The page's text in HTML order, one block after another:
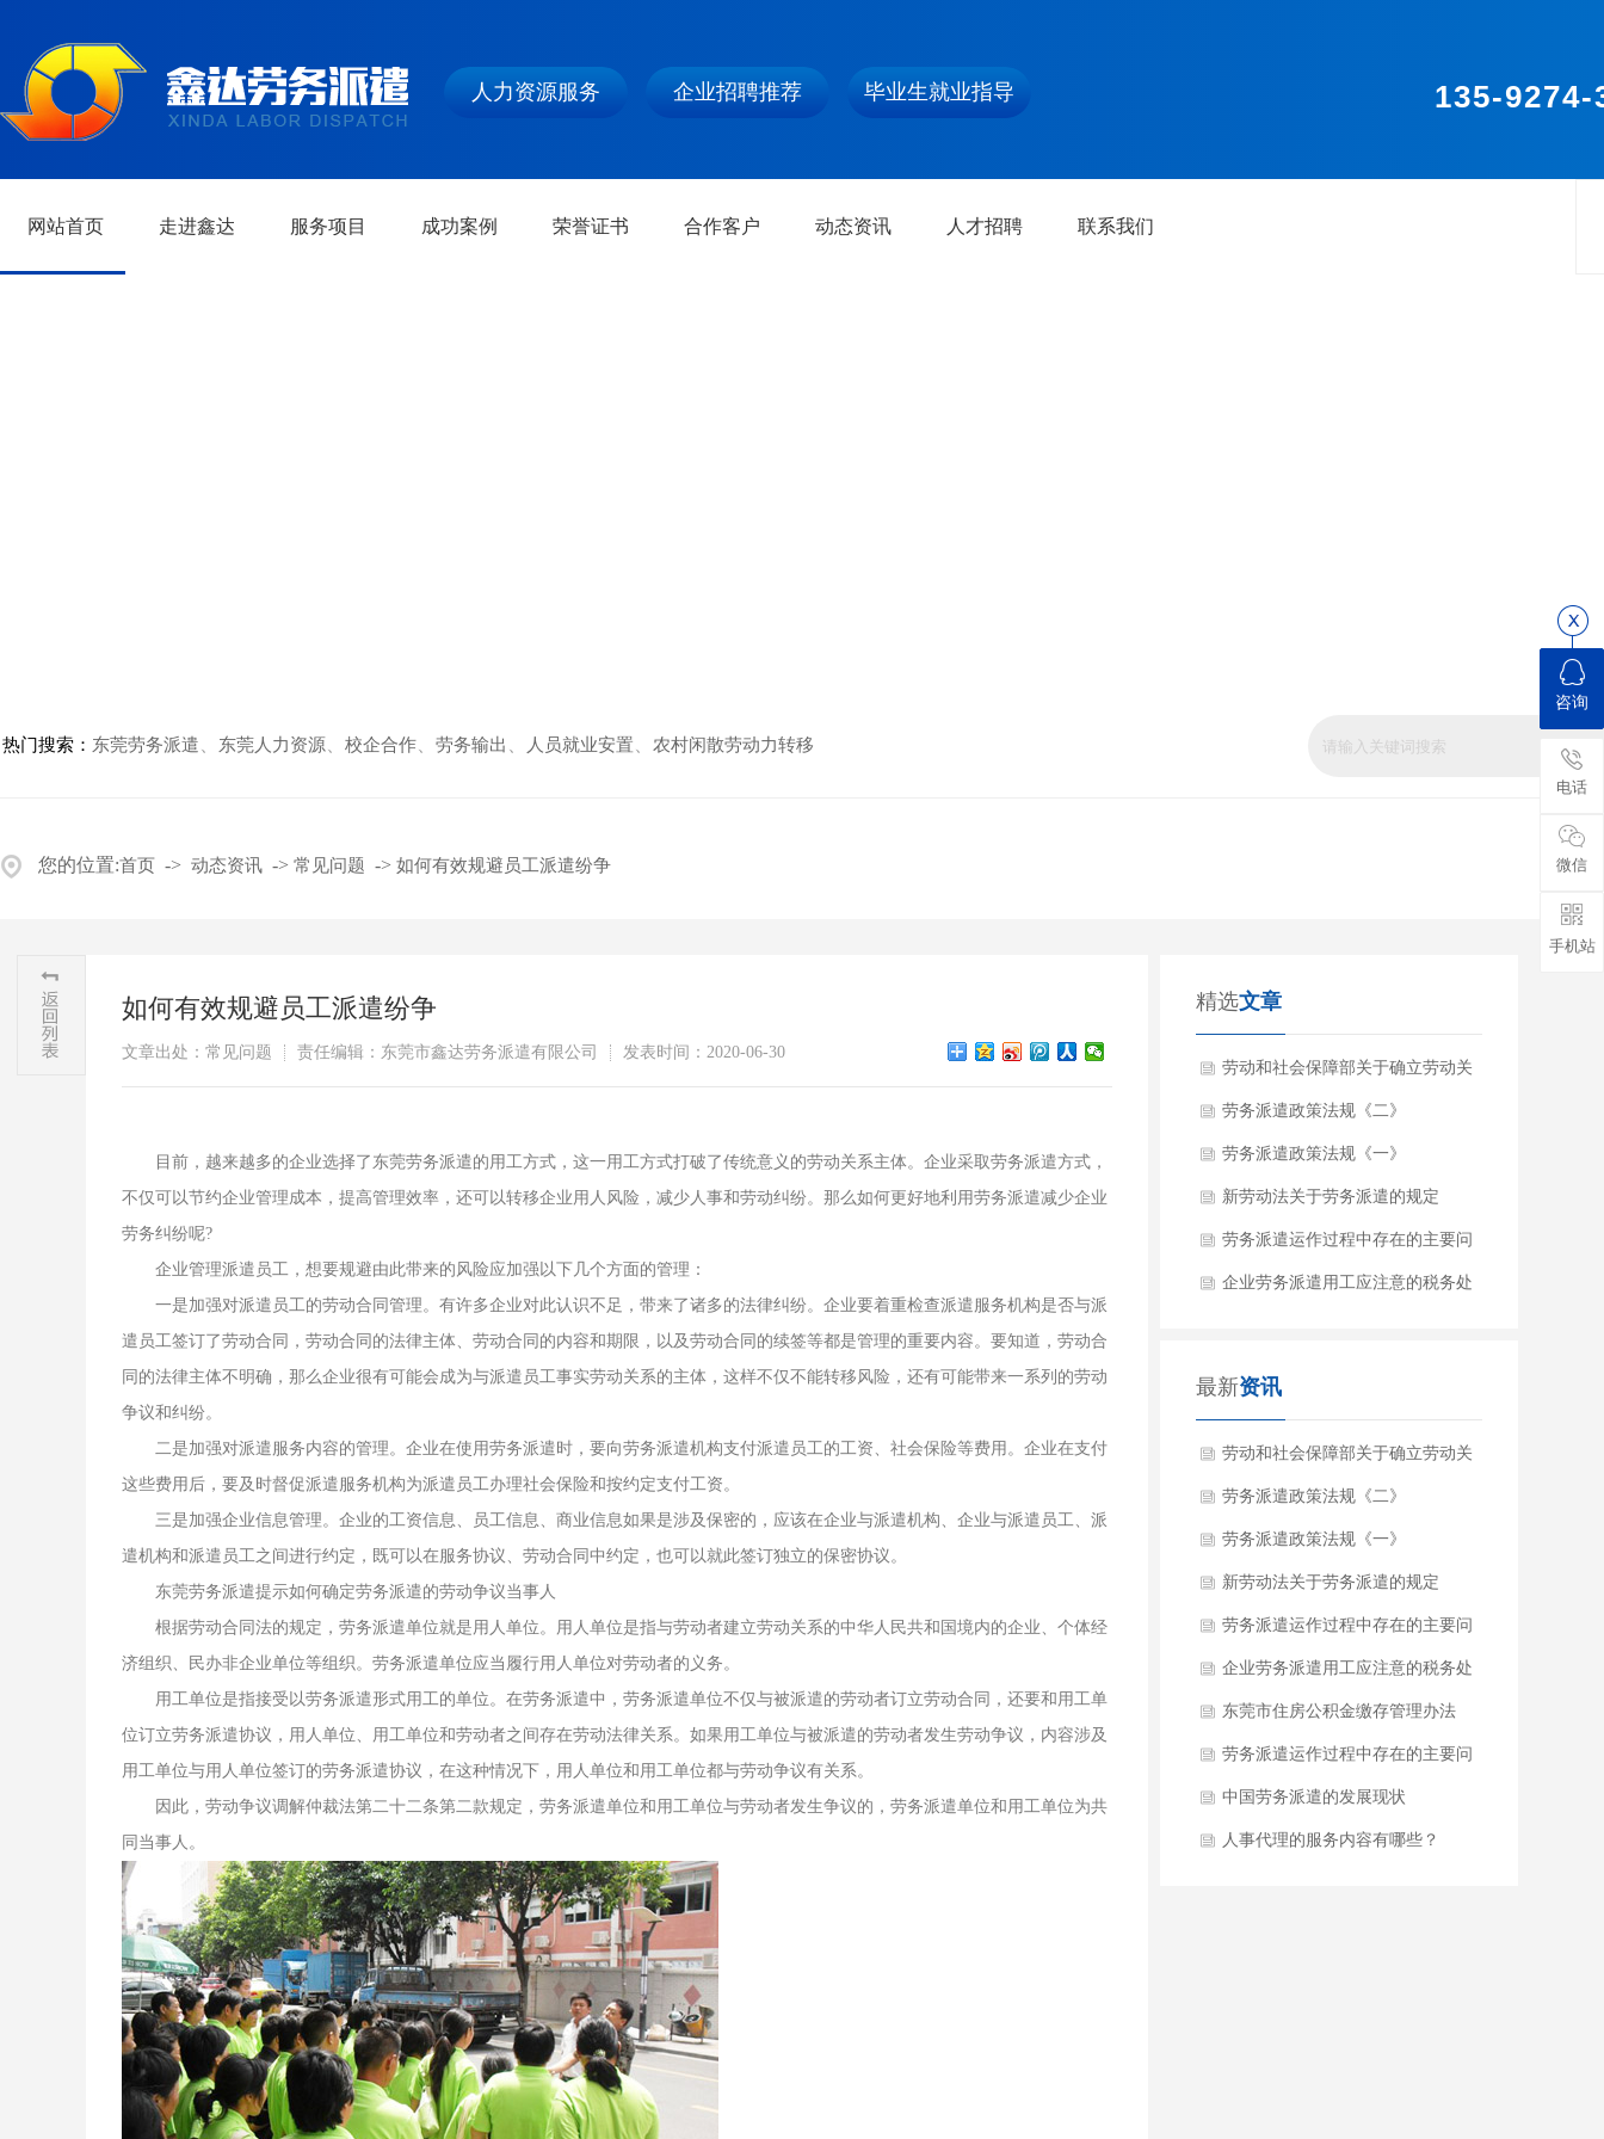
人力资源服务 企业招聘推荐 毕业生就业指导 135-9274-
网站首页 走进鑫达 服务项目 成功案例 荣誉证书 合作客户 动态资讯 人才招聘 联系我们
热门搜索： 东莞劳务派遣 东莞人力资源 校企合作 劳务输出 人员就业安置 农村闲散劳动力转移
您的位置:首页 -> 动态资讯 -> 常见问题 -> 如何有效规避员工派遣纷争
如何有效规避员工派遣纷争
文章出处：常见问题 责任编辑：东莞市鑫达劳务派遣有限公司 发表时间：2020-06-30
目前，越来越多的企业选择了东莞劳务派遣的用工方式，这一用工方式打破了传统意义的劳动关系主体。企业采取劳务派遣方式，
不仅可以节约企业管理成本，提高管理效率，还可以转移企业用人风险，减少人事和劳动纠纷。那么如何更好地利用劳务派遣减少企业
劳务纠纷呢?
企业管理派遣员工，想要规避由此带来的风险应加强以下几个方面的管理：
一是加强对派遣员工的劳动合同管理。有许多企业对此认识不足，带来了诸多的法律纠纷。企业要着重检查派遣服务机构是否与派
遣员工签订了劳动合同，劳动合同的法律主体、劳动合同的内容和期限，以及劳动合同的续签等都是管理的重要内容。要知道，劳动合
同的法律主体不明确，那么企业很有可能会成为与派遣员工事实劳动关系的主体，这样不仅不能转移风险，还有可能带来一系列的劳动
争议和纠纷。
二是加强对派遣服务内容的管理。企业在使用劳务派遣时，要向劳务派遣机构支付派遣员工的工资、社会保险等费用。企业在支付
这些费用后，要及时督促派遣服务机构为派遣员工办理社会保险和按约定支付工资。
三是加强企业信息管理。企业的工资信息、员工信息、商业信息如果是涉及保密的，应该在企业与派遣机构、企业与派遣员工、派
遣机构和派遣员工之间进行约定，既可以在服务协议、劳动合同中约定，也可以就此签订独立的保密协议。
东莞劳务派遣提示如何确定劳务派遣的劳动争议当事人
根据劳动合同法的规定，劳务派遣单位就是用人单位。用人单位是指与劳动者建立劳动关系的中华人民共和国境内的企业、个体经
济组织、民办非企业单位等组织。劳务派遣单位应当履行用人单位对劳动者的义务。
用工单位是指接受以劳务派遣形式用工的单位。在劳务派遣中，劳务派遣单位不仅与被派遣的劳动者订立劳动合同，还要和用工单
位订立劳务派遣协议，用人单位、用工单位和劳动者之间存在劳动法律关系。如果用工单位与被派遣的劳动者发生劳动争议，内容涉及
用工单位与用人单位签订的劳务派遣协议，在这种情况下，用人单位和用工单位都与劳动争议有关系。
因此，劳动争议调解仲裁法第二十二条第二款规定，劳务派遣单位和用工单位与劳动者发生争议的，劳务派遣单位和用工单位为共
同当事人。
精选文章
劳动和社会保障部关于确立劳动关
系有关事项的通知
劳务派遣政策法规《二》
劳务派遣政策法规《一》
新劳动法关于劳务派遣的规定
劳务派遣运作过程中存在的主要问
题
企业劳务派遣用工应注意的税务处
最新资讯
劳动和社会保障部关于确立劳动关
系有关事项的通知
劳务派遣政策法规《二》
劳务派遣政策法规《一》
新劳动法关于劳务派遣的规定
劳务派遣运作过程中存在的主要问
题
企业劳务派遣用工应注意的税务处
理问题
东莞市住房公积金缴存管理办法
劳务派遣运作过程中存在的主要问
题
中国劳务派遣的发展现状
人事代理的服务内容有哪些？
咨询
电话
微信
手机站